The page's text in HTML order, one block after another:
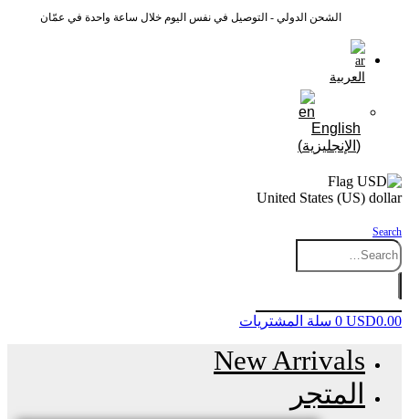
الشحن الدولي - التوصيل في نفس اليوم خلال ساعة واحدة في عمّان
العربية
English
( الإنجليزية)
United States (US) dollar
Search
USD0.00
0 سلة المشتريات
New Arrivals
المتجر